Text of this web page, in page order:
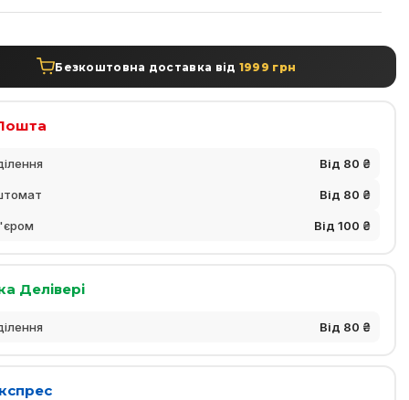
Безкоштовна доставка від 1999 грн
Від 80 ₴
Від 80 ₴
Від 100 ₴
Делівері
Від 80 ₴